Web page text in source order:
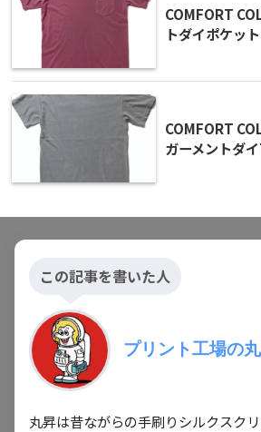
COMFORT
トダイポケッ
COMFORT
ガーメントダ
この記事を書いた人
プリント工場の
丸昇は昔ながらの手刷りシルクスク